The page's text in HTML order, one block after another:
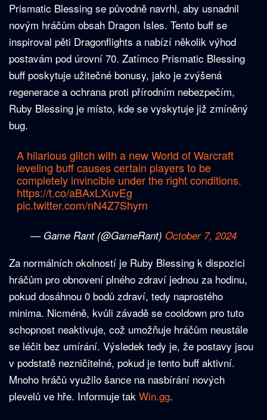
Prismatic Blessing se původně navrhl, aby usnadnil
novým hráčům obsah Dragon Isles. Tento buff se
inspiroval pěti Dragonflights a nabízí několik výhod
postavám pod úrovní 70. Zatímco Prismatic Blessing
buff poskytuje užitečné bonusy, jako je zvýšená
regenerace a ochrana proti přírodním nebezpečím,
Ruby Blessing je místo, kde se vyskytuje již zmíněný
bug.
A hilarious glitch with a new World of Warcraft
leveling buff causes certain players to be
completely invincible under the right conditions.
https://t.co/aBAxLXuvEg
pic.twitter.com/nN4Z7Shyrn
— Game Rant (@GameRant) October 7, 2024
Za normálních okolností je Ruby Blessing k dispozici
hráčům pro obnovení plného zdraví jednou za hodinu,
pokud dosáhnou 0 bodů zdraví, tedy naprostého
minima. Nicméně, kvůli závadě se cooldown pro tuto
schopnost neaktivuje, což umožňuje hráčům neustále
se léčit bez umírání. Výsledek tedy je, že postavy jsou
v podstatě nezničitelné, pokud je tento buff aktivní.
Mnoho hráčů využilo šance na nasbírání nových
plevelů ve hře. Informuje tak Win.gg.